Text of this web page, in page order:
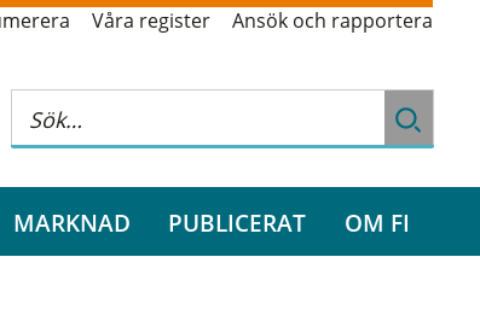
Våra register Ansök och rapportera
MARKNAD PUBLICERAT OM FI